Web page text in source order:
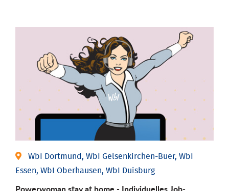
WbI Dortmund, WbI Gelsenkirchen-Buer, WbI
Essen, WbI Oberhausen, WbI Duisburg
Powerwoman stay at home - Individu­elles Job­